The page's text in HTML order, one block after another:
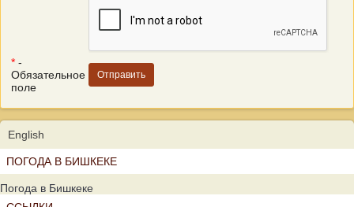
* -
Обязательное
поле
English
ПОГОДА В БИШКЕКЕ
Погода в Бишкеке